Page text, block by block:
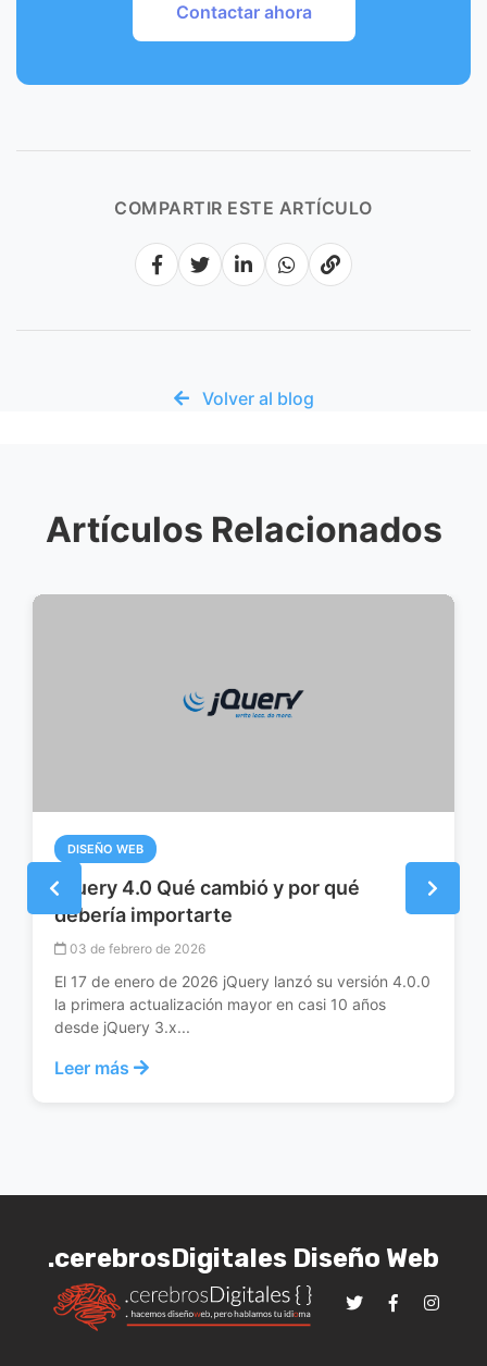
Contactar ahora
COMPARTIR ESTE ARTÍCULO
Volver al blog
Artículos Relacionados
TENDENCIAS
Cómo usar IA para crear embudos de
ventas que convierten 3x más
26 de noviembre de 2025
Inviertes tiempo y dinero en atraer tráfico a tu sitio
web pero solo un puñado de visitantes termina
comprando. El pro...
Leer más
.cerebrosDigitales Diseño Web